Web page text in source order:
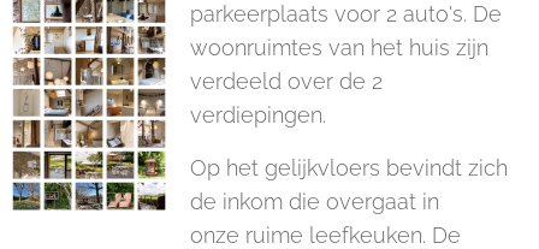
parkeerplaats voor 2 auto's. De
woonruimtes van het huis zijn
verdeeld over de 2
verdiepingen.
Op het gelijkvloers bevindt zich
de inkom die overgaat in
onze ruime leefkeuken. De